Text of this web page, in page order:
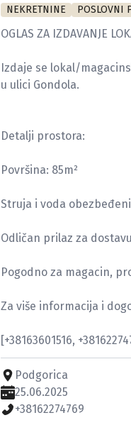
NEKRETNINE POSLOVNI
OGLAS ZA IZDAVANJE
Izdaje se lokal/
u ulici Gondola.
Detalji prostora:
Površina: 85m²
Struja i voda obezbeđeni
Odličan prilaz za
Pogodno za magacin,
Za više informacija i
[+38163601516,
Podgorica
25.06.2025
+38162274769